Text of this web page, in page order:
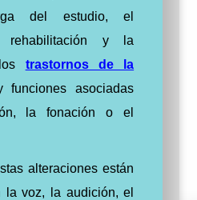
del estudio, el
rehabilitación y la
trastornos de la
funciones asociadas
la fonación o el
alteraciones están
la voz, la audición, el